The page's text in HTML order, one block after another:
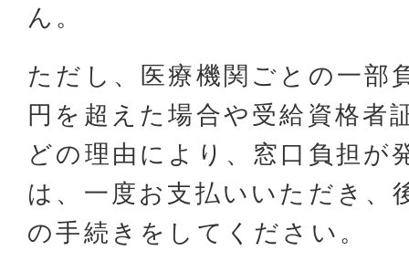
ん。
ただし、医療機関ごとの一
円を超えた場合や受給資格者
どの理由により、窓口負担が
は、一度お支払いいただき、
の手続きをしてください。